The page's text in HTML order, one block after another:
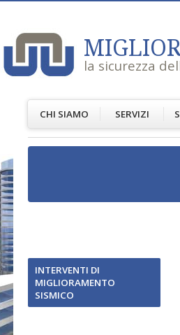
la sicurezza
CHI SIAMO SERVIZI
INTERVENTI DI
MIGLIORAMENTO
SISMICO